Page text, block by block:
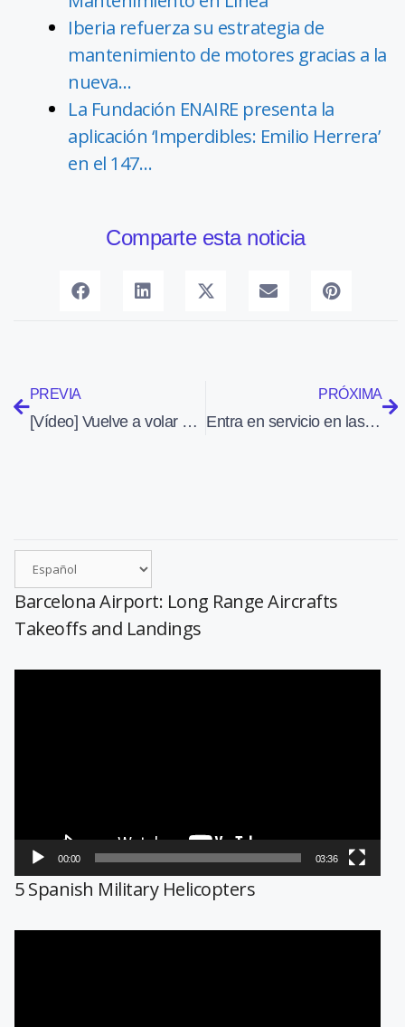
Iberia refuerza su estrategia de
mantenimiento de motores gracias a la
nueva…
La Fundación ENAIRE presenta la
aplicación ‘Imperdibles: Emilio Herrera’
en el 147…
Comparte esta noticia
PREVIA
[Vídeo] Vuelve a volar después de 8 años el hidroavión apagafuegos Martin Mars
PRÓXIMA
Entra en servicio en las Islas Seychelles un Tecnam P2012 STOL
Barcelona Airport: Long Range Aircrafts
Takeoffs and Landings
00:00 03:36
5 Spanish Military Helicopters